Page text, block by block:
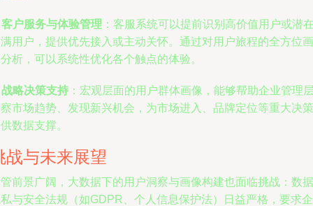
户服务与体验管理 ：客服系统可以提前识别高价值用户或潜
用户，提供优先接入或主动关怀。通过对用户旅程的全方位画
析，可以系统性优化各个触点的体验。
略决策支持 ：宏观层面的用户群体画像，能够帮助企业管理
市场趋势、发现新兴机会，为市场进入、品牌定位等重大决策
数据支撑。
战与未来展望
前景广阔，大数据下的用户洞察与画像构建也面临挑战：数据
与安全法规（如GDPR、个人信息保护法）日益严格，要求企